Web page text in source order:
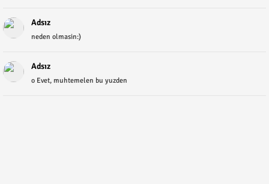
Adsız
neden olmasin:)
Adsız
o Evet, muhtemelen bu yuzden